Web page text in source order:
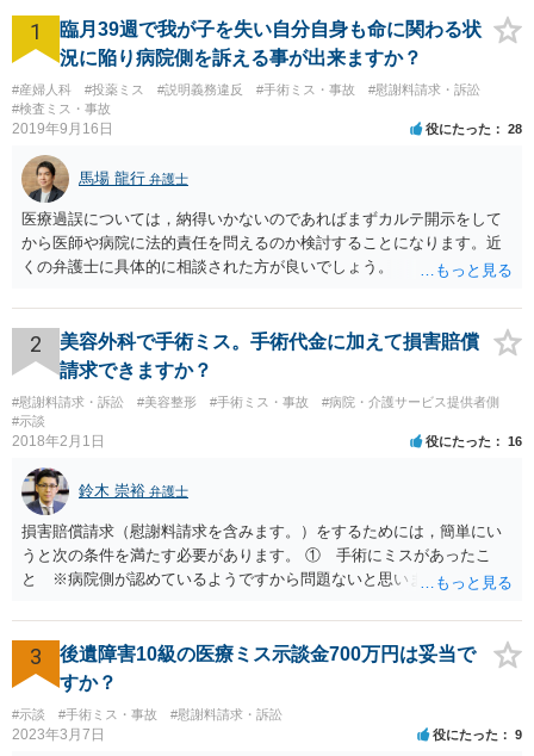
1
臨月39週で我が子を失い自分自身も命に関わる状
況に陥り病院側を訴える事が出来ますか？
#産婦人科 #投薬ミス #説明義務違反 #手術ミス・事故
#慰謝料請求・訴訟
#検査ミス・事故
2019年9月16日 役にたった 28
馬場 龍行 弁護士
医療過誤については，納得いかないのであればまずカルテ開示をして
から医師や病院に法的責任を問えるのか検討することになります。近
くの弁護士に具体的に相談された方が良いでしょう。
2
美容外科で手術ミス。手術代金に加えて損害賠償
請求できますか？
#慰謝料請求・訴訟 #美容整形 #手術ミス・事故
#病院・介護サービス提供者側
#示談
2018年2月1日 役にたった 16
鈴木 崇裕 弁護士
損害賠償請求（慰謝料請求を含みます。）をするためには，簡単にい
うと次の条件を満たす必要があります。 ① 手術にミスがあったこ
と ※病院側が認めているようですから問題ないと思います。 ② 手
術のミスの「せいで」マスクが外せなくなったこと ④ 仕事を休まな
ければならなくなった「せいで」休業損害が発生したこと ⑤ マスク
を外せなくなった「せいで」経済的に評価できる精神的な損害が発生
したこと 「せいで」と強調した点が，内藤先生のご指摘なさる「相当
因果関係」です。 手術のミスと関係のないことまでは責任追及ができ
ないということです。 手術のミスの結果，手術前と比べて見た目が著
3
後遺障害10級の医療ミス示談金700万円は妥当で
すか？
#示談 #手術ミス・事故 #慰謝料請求・訴訟
2023年3月7日 役にたった 9